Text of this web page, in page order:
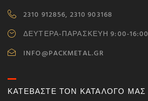
2310 912856, 2310 903168
ΔΕΥΤΕΡΑ-ΠΑΡΑΣΚΕΥΗ 9:00-16:00
INFO@PACKMETAL.GR
ΚΑΤΕΒΑΣΤΕ ΤΟΝ ΚΑΤΑΛΟΓΟ ΜΑΣ